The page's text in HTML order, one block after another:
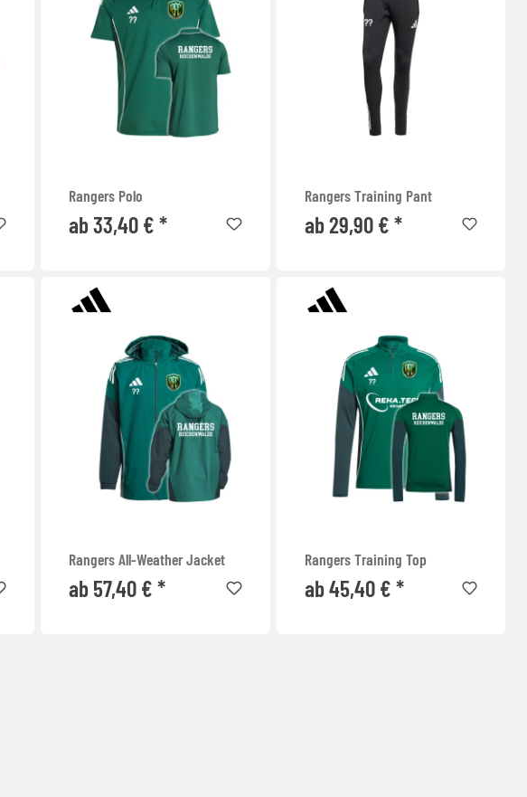
Rangers Polo
ab 33,40 € *
Rangers Training Pant
ab 29,90 € *
Rangers All-Weather Jacket
ab 57,40 € *
Rangers Training Top
ab 45,40 € *